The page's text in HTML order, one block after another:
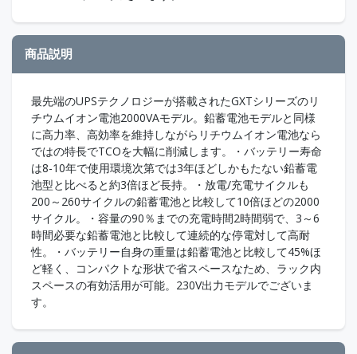
商品説明
最先端のUPSテクノロジーが搭載されたGXTシリーズのリ
チウムイオン電池2000VAモデル。鉛蓄電池モデルと同様
に高力率、高効率を維持しながらリチウムイオン電池なら
ではの特長でTCOを大幅に削減します。・バッテリー寿命
は8-10年で使用環境次第では3年ほどしかもたない鉛蓄電
池型と比べると約3倍ほど長持。・放電/充電サイクルも
200～260サイクルの鉛蓄電池と比較して10倍ほどの2000
サイクル。・容量の90％までの充電時間2時間弱で、3～6
時間必要な鉛蓄電池と比較して連続的な停電対して高耐
性。・バッテリー自身の重量は鉛蓄電池と比較して45%ほ
ど軽く、コンパクトな形状で省スペースなため、ラック内
スペースの有効活用が可能。230V出力モデルでございま
す。